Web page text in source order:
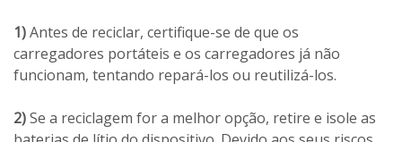
1)Antes de reciclar, certifique-se de que os
carregadores portáteis e os carregadores já não
funcionam, tentando repará-los ou reutilizá-los.
2)Se a reciclagem for a melhor opção, retire e isole as